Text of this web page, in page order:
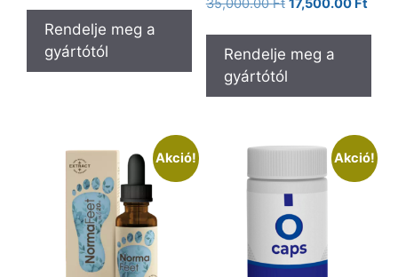
Rendelje meg a
gyártótól
35,000.00Ft
was:
35,000.00 Ft.
17,500.00 Ft
is:
Rendelje meg a
gyártótól
Akció! Akció!